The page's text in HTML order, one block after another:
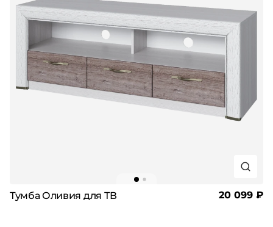
Тумба Оливия для ТВ 20 099 ₽